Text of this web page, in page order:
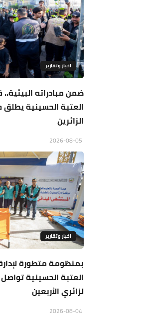
اخبار وتقارير
ضمن مبادراته
العتبة الحسينية يطلق
الزائرين
اخبار وتقارير
بمنظومة متطورة
العتبة الحسينية
لزائري الأربعين